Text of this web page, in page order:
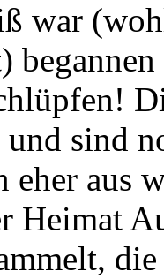
war
sind
eher aus
Heimat